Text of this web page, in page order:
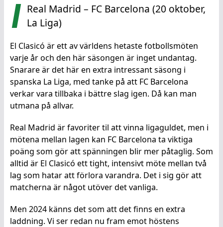
Real Madrid – FC Barcelona (20 oktober,
La Liga)
El Clasicó är ett av världens hetaste fotbollsmöten
varje år och den här säsongen är inget undantag.
Snarare är det här en extra intressant säsong i
spanska La Liga, med tanke på att FC Barcelona
verkar vara tillbaka i bättre slag igen. Då kan man
utmana på allvar.
Real Madrid är favoriter til att vinna ligaguldet, men i
mötena mellan lagen kan FC Barcelona ta viktiga
poäng som gör att spänningen blir mer påtaglig. Som
alltid är El Clasicó ett tight, intensivt möte mellan två
lag som hatar att förlora varandra. Det i sig gör att
matcherna är något utöver det vanliga.
Men 2024 känns det som att det finns en extra
laddning. Vi ser redan nu fram emot höstens